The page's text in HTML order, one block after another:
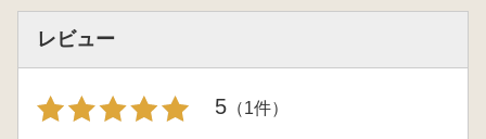
レビュー
5 （1件）